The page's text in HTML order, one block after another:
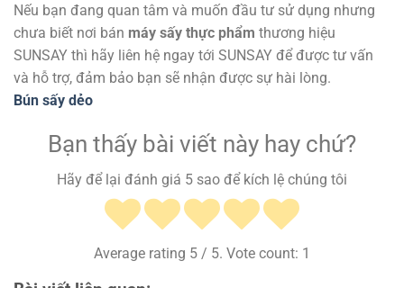
Nếu bạn đang quan tâm và muốn đầu tư sử dụng nhưng
chưa biết nơi bán máy sấy thực phẩm thương hiệu
SUNSAY thì hãy liên hệ ngay tới SUNSAY để được tư vấn
và hỗ trợ, đảm bảo bạn sẽ nhận được sự hài lòng.
Bún sấy dẻo
Bạn thấy bài viết này hay chứ?
Hãy để lại đánh giá 5 sao để kích lệ chúng tôi
Average rating 5 / 5. Vote count: 1